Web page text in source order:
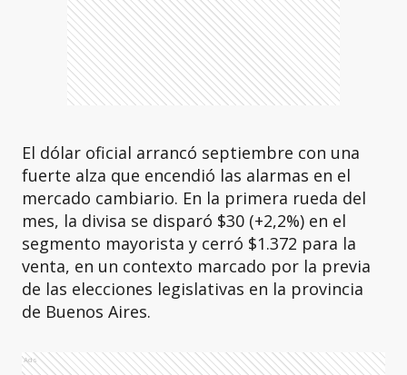
El dólar oficial arrancó septiembre con una
fuerte alza que encendió las alarmas en el
mercado cambiario. En la primera rueda del
mes, la divisa se disparó $30 (+2,2%) en el
segmento mayorista y cerró $1.372 para la
venta, en un contexto marcado por la previa
de las elecciones legislativas en la provincia
de Buenos Aires.
Ads